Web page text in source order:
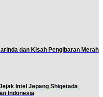
dan Kisah Pengibaran Merah
Intel Jepang Shigetada
Indonesia